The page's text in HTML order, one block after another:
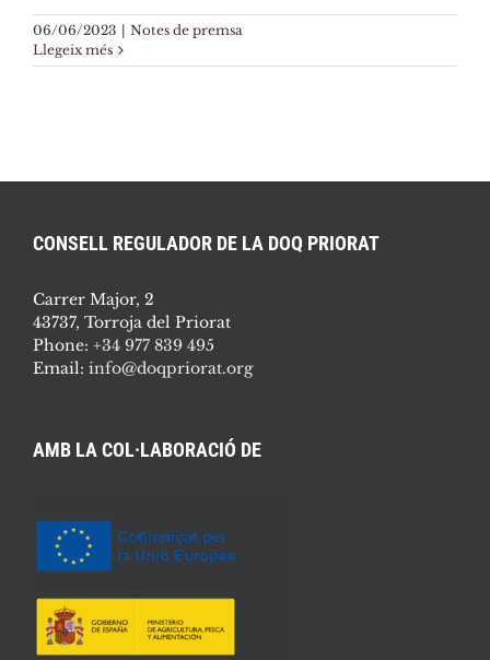
06/06/2023 | Notes de premsa
Llegeix més
CONSELL REGULADOR DE LA DOQ PRIORAT
Carrer Major, 2
43737, Torroja del Priorat
Phone: +34 977 839 495
Email: info@doqpriorat.org
AMB LA COL·LABORACIÓ DE